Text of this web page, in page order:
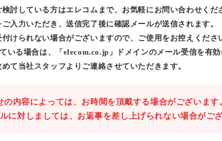
討している方はエレコムまで、お気軽にお問い合わせくだ
入力いただき、送信完了後に確認メールが送信されます。
けられない場合がございますので、ご使用をお控えくださ
いる場合は、「elecom.co.jp」ドメインのメール受信を有効
めて当社スタッフよりご連絡させていただきます。
の内容によっては、お時間を頂戴する場合がございます
に対しましては、お返事を差し上げられない場合がござ